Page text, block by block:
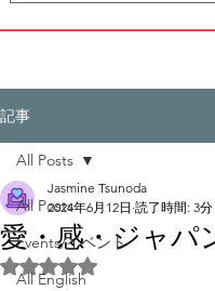
記事
All Posts
Events/イベント
All English
All Posts
愛・感・ジャパ
Jasmine Tsunoda
2024年6月12日 読了時間: 3分
5つ星のうちNaNと評価